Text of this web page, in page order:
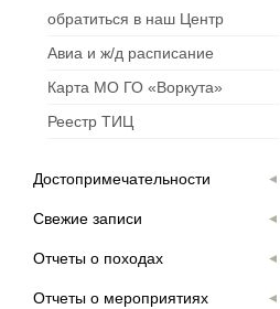
обратиться в наш Центр
Авиа и ж/д расписание
Карта МО ГО «Воркута»
Реестр ТИЦ
Достопримечательности
Свежие записи
Отчеты о походах
Отчеты о мероприятиях